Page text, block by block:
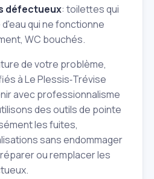
défectueux: toilettes qui
qui ne fonctionne
WC bouchés.
de votre problème,
à Le Plessis‑Trévise
avec professionnalisme
des outils de pointe
les fuites,
sans endommager
ou remplacer les